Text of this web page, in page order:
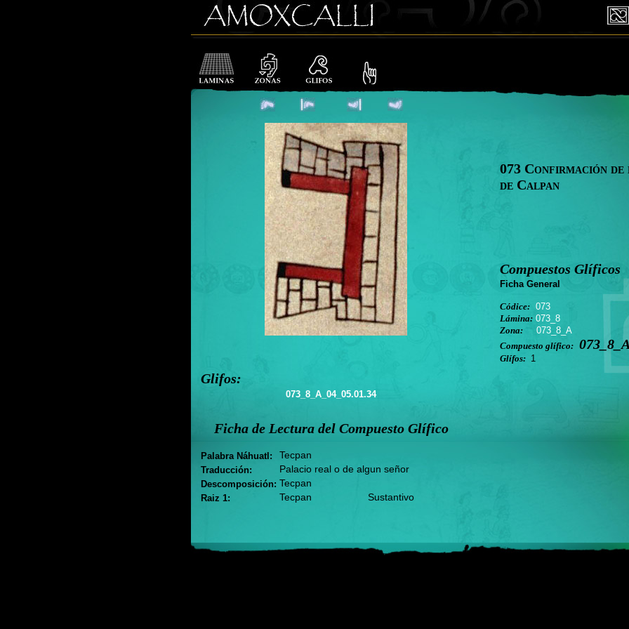
Glifos:
073_8_A_04_05.01.34
Ficha de Lectura del Compuesto Glífico
Palabra Náhuatl: Tecpan
Traducción: Palacio real o de algun señor
Descomposición: Tecpan
Raiz 1: Tecpan Sustantivo
073 Confirmación
de Calpan
Compuestos Glíficos
Ficha General
Códice: 073
Lámina: 073_8
Zona:
073_8_A
Compuesto glífico:
Glífos: 1